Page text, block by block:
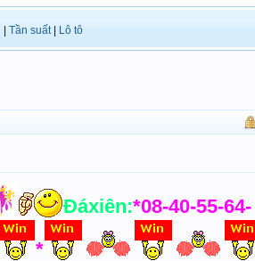
Tần suất| Lô tô
Đáxiên:*08-40-55-64-
*